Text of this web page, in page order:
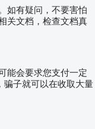
如有疑问，不要害怕
关文档，检查文档真
能会要求您支付一定
骗子就可以在收取大量